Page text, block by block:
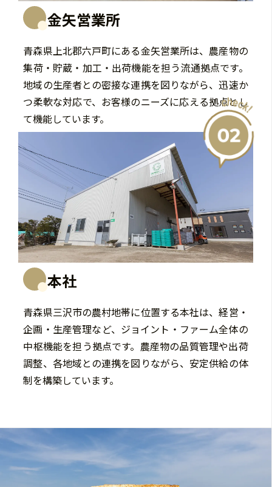
金矢営業所
青森県上北郡六戸町にある金矢営業所は、農産物の
集荷・貯蔵・加工・出荷機能を担う流通拠点です。
地域の生産者との密接な連携を図りながら、迅速か
つ柔軟な対応で、お客様のニーズに応える拠点とし
て機能しています。
本社
青森県三沢市の農村地帯に位置する本社は、経営・
企画・生産管理など、ジョイント・ファーム全体の
中枢機能を担う拠点です。農産物の品質管理や出荷
調整、各地域との連携を図りながら、安定供給の体
制を構築しています。